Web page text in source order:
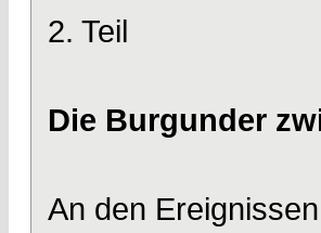
2. Teil
Die Burgunder
An den